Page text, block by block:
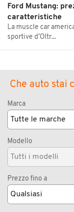
Ford Mustang:
caratteristiche
La muscle car
sportive d’Oltr...
Che auto stai
Marca
Modello
Prezzo fino a